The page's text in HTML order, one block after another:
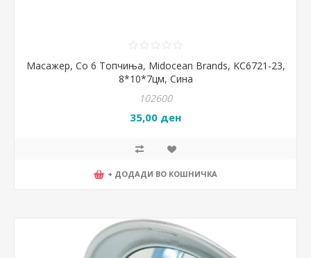
Масажер, Со 6 Топчиња, Midocean Brands, KC6721-23,
8*10*7цм, Сина
102600
35,00 ден
+ ДОДАДИ ВО КОШНИЧКА